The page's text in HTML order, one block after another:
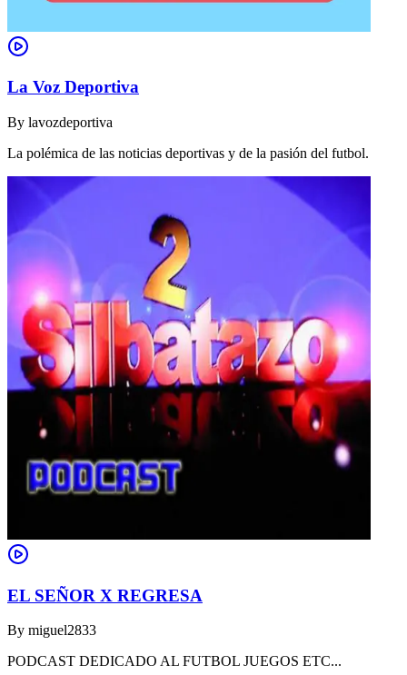
La Voz Deportiva
By lavozdeportiva
La polémica de las noticias deportivas y de la pasión del futbol.
EL SEÑOR X REGRESA
By miguel2833
PODCAST DEDICADO AL FUTBOL JUEGOS ETC...